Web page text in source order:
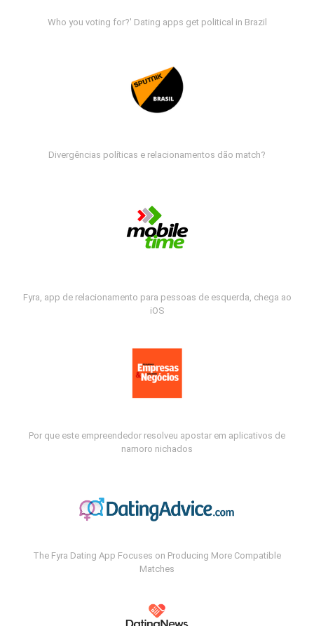
Who you voting for?' Dating apps get political in Brazil
Divergências políticas e relacionamentos dão match?
Fyra, app de relacionamento para pessoas de esquerda, chega ao
iOS
Por que este empreendedor resolveu apostar em aplicativos de
namoro nichados
The Fyra Dating App Focuses on Producing More Compatible
Matches